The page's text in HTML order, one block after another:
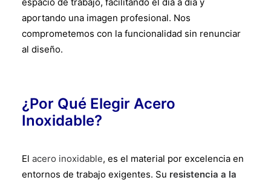
aportando una imagen profesional. Nos
comprometemos con la funcionalidad sin renunciar
al diseño.
¿Por Qué Elegir Acero
Inoxidable?
El acero inoxidable, es el material por excelencia en
entornos de trabajo exigentes. Su resistencia a la